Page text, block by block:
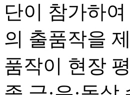
단이 참가하
의 출품작을
품작이 현장